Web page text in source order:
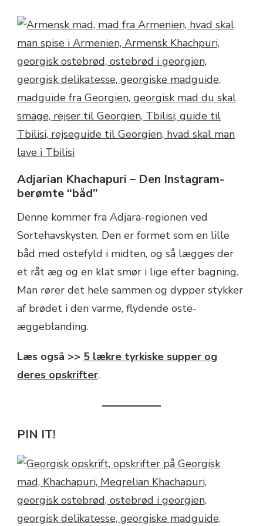
Adjarian Khachapuri – Den Instagram-
berømte “båd”
Denne kommer fra Adjara-regionen ved
Sortehavskysten. Den er formet som en lille
båd med ostefyld i midten, og så lægges der
et råt æg og en klat smør i lige efter bagning.
Man rører det hele sammen og dypper stykker
af brødet i den varme, flydende oste-
æggeblanding.
Læs også >> 5 lækre tyrkiske supper og
deres opskrifter.
PIN IT!